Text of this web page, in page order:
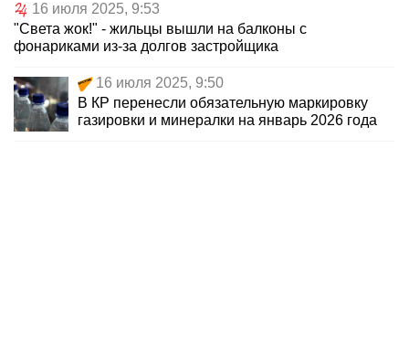
16 июля 2025, 9:53
"Света жок!" - жильцы вышли на балконы с
фонариками из-за долгов застройщика
16 июля 2025, 9:50
В КР перенесли обязательную маркировку
газировки и минералки на январь 2026 года